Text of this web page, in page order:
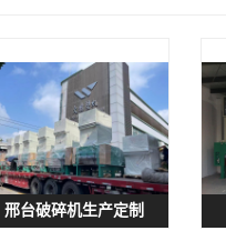
邢台破碎机生产定制